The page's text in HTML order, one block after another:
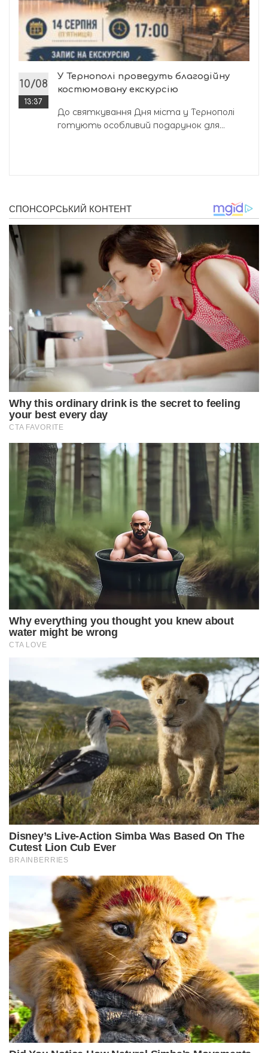
10/08
13:37
У Тернополі проведуть благодійну
костюмовану екскурсію
До святкування Дня міста у Тернополі
готують особливий подарунок для...